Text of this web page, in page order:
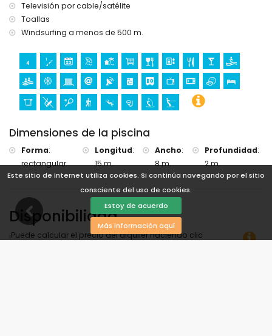
Este sitio de Internet utiliza cookies. Si continúa navegando por el sitio
consciente del uso de cookies.
Estoy de acuerdo
Más información aquí
aparcamiento gratuito en la calle, a excepcion de los
meses de julio y agosto
aparcamiento exterior gratuito a 6 minutos a pie del
Televisión por cable/satélite
Toallas
Windsurfing a menos de 500 m.
Dimensiones de la piscina
Forma:
rectangular
Longitud:
15 m.
Ancho:
8 m.
Profundidad:
2 m.
Disponibilidad
¡Puede calcular el precio del alquiler haciendo clic